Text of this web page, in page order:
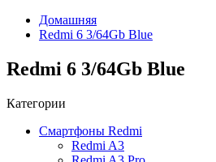
Домашняя
Redmi 6 3/64Gb Blue
Redmi 6 3/64Gb Blue
Категории
Смартфоны Redmi
Redmi A3